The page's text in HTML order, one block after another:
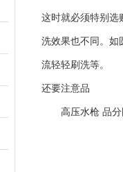
这时就必须特别
洗效果也不同。如
流轻轻刷洗等。
还要注意品
高压水枪 品